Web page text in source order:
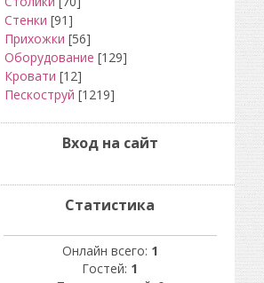
Стенки [91]
Прихожки [56]
Оборудование [129]
Кровати [12]
Пескоструй [1219]
Вход на сайт
Статистика
Онлайн всего: 1
Гостей: 1